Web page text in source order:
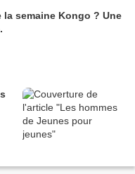
semaine Kongo ? Une